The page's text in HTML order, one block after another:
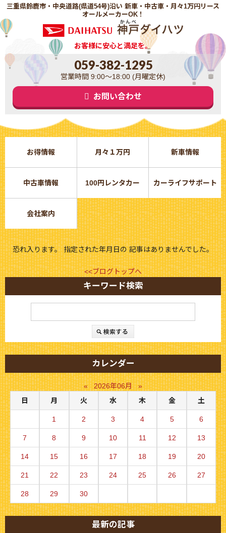
三重県鈴鹿市・中央道路(県道54号)沿い 新車・中古車・月々1万円リース
オールメーカーOK！
お客様に安心と満足を。
059-382-1295
営業時間 9:00～18:00 (月曜定休)
お問い合わせ
お得情報 月々１万円 新車情報
中古車情報 100円レンタカー カーライフサポート
会社案内
恐れ入ります。 指定された年月日の 記事はありませんでした。
<<ブログトップへ
キーワード検索
カレンダー
« 2026年06月
»
日
月 火 水 木 金 土
1 2 3 4 5 6
7 8 9 10 11 12 13
14 15 16 17 18 19 20
21 22 23 24 25 26 27
28 29 30
最新の記事